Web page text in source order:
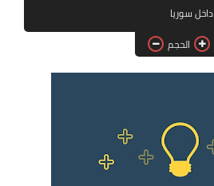
فرص عمل في العراق
فرص عمل في اليمن
دورات تدريبية
داخل سوريا
الحجم